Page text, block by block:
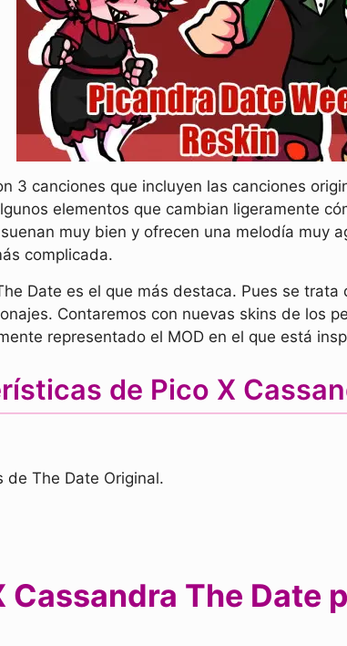
3 canciones que incluyen las canciones
elementos que cambian ligeramente
muy bien y ofrecen una melodía muy
complicada.
Date es el que más destaca. Pues se
Contaremos con nuevas skins de los
representado el MOD en el que está
de Pico X
de The Date Original.
Cassandra The Date